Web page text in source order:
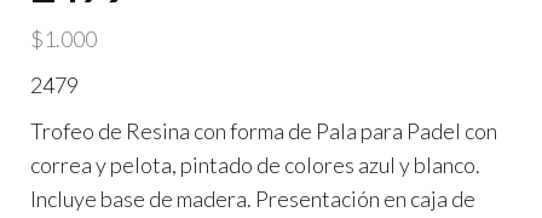
$1.000
2479
Trofeo de Resina con forma de Pala para Padel con
correa y pelota, pintado de colores azul y blanco.
Incluye base de madera. Presentación en caja de